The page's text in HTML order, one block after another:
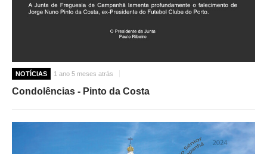
NOTÍCIAS 1 ano 5 meses atrás
Condolências - Pinto da Costa